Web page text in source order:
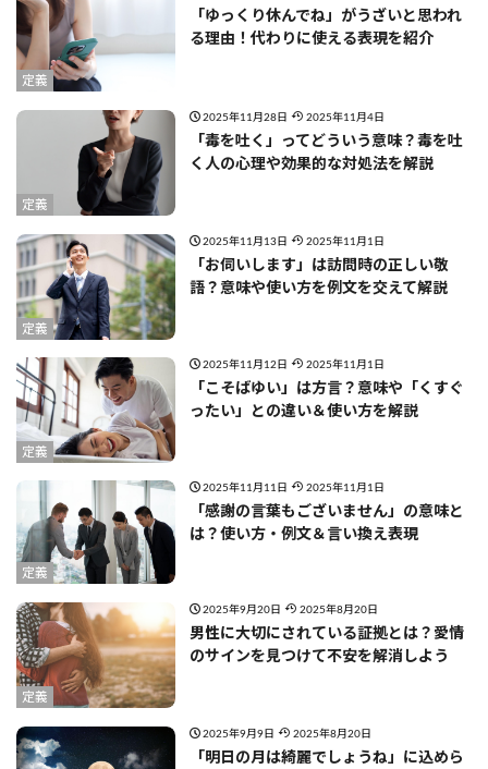
定義
「ゆっくり休んでね」がうざいと思われ
る理由！代わりに使える表現を紹介
定義
2025年11月28日 2025年11月4日
「毒を吐く」ってどういう意味？毒を吐
く人の心理や効果的な対処法を解説
定義
2025年11月13日 2025年11月1日
「お伺いします」は訪問時の正しい敬
語？意味や使い方を例文を交えて解説
定義
2025年11月12日 2025年11月1日
「こそばゆい」は方言？意味や「くすぐ
ったい」との違い＆使い方を解説
定義
2025年11月11日 2025年11月1日
「感謝の言葉もございません」の意味と
は？使い方・例文＆言い換え表現
定義
2025年9月20日 2025年8月20日
男性に大切にされている証拠とは？愛情
のサインを見つけて不安を解消しよう
2025年9月9日 2025年8月20日
「明日の月は綺麗でしょうね」に込めら